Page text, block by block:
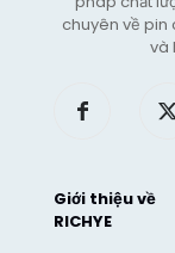
chuyên về pin
và
Giới thiệu về
RICHYE